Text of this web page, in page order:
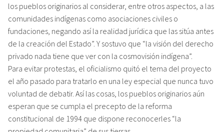
los pueblos originarios al considerar, entre otros aspectos, a las
comunidades indígenas como asociaciones civiles o
fundaciones, negando así la realidad jurídica que las sitúa antes
de la creación del Estado”. Y sostuvo que “la visión del derecho
privado nada tiene que ver con la cosmovisión indígena”.
Para evitar protestas, el oficialismo quitó el tema del proyecto
el año pasado para tratarlo en una ley especial que nunca tuvo
voluntad de debatir. Así las cosas, los pueblos originarios aún
esperan que se cumpla el precepto de la reforma
constitucional de 1994 que dispone reconocerles “la